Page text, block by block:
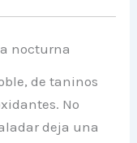
nocturna
de taninos
No
deja una